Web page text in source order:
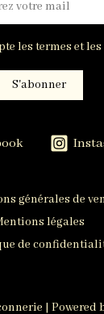
les termes et
générales de
légales
de
| Powered